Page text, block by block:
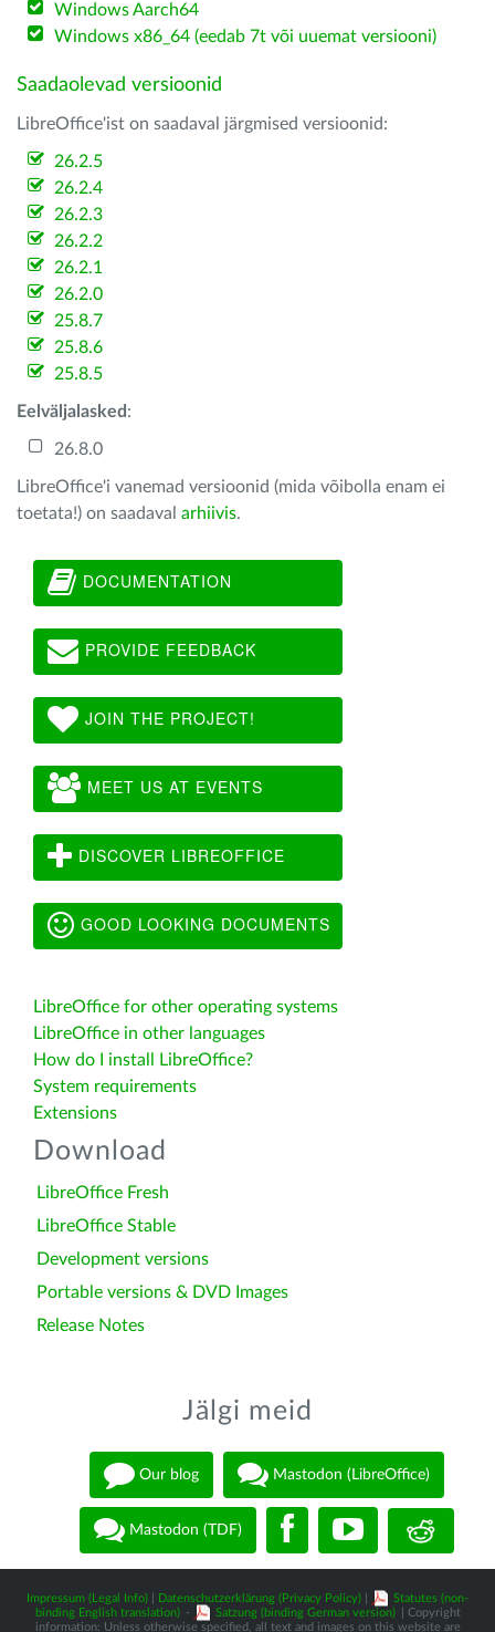
Windows Aarch64
Windows x86_64 (eedab 7t või uuemat versiooni)
Saadaolevad versioonid
LibreOffice'ist on saadaval järgmised versioonid:
26.2.5
26.2.4
26.2.3
26.2.2
26.2.1
26.2.0
25.8.7
25.8.6
25.8.5
Eelväljalasked :
26.8.0
LibreOffice'i vanemad versioonid (mida võibolla enam ei
toetata!) on saadaval arhiivis.
DOCUMENTATION
PROVIDE FEEDBACK
JOIN THE PROJECT!
MEET US AT EVENTS
DISCOVER LIBREOFFICE
GOOD LOOKING DOCUMENTS
LibreOffice for other operating systems
LibreOffice in other languages
How do I install LibreOffice?
System requirements
Extensions
Download
LibreOffice Fresh
LibreOffice Stable
Development versions
Portable versions & DVD Images
Release Notes
Jälgi meid
Our blog Mastodon (LibreOffice)
Mastodon (TDF)
Impressum (Legal Info) Datenschutzerklärung (Privacy Policy)
Statutes (non-
binding English translation) - Satzung (binding German version)
| Copyright
information: Unless otherwise specified, all text and images on this website are